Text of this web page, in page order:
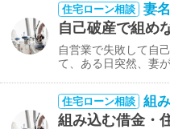
住宅ローン相談 妻
自己破産で組め
自営業で失敗して自
て、ある日突然、妻
住宅ローン相談 組
組み込む借金・